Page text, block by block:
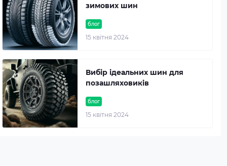
блог
15 квітня 2024
зимових шин
блог
15 квітня 2024
Вибір ідеальних шин для
позашляховиків